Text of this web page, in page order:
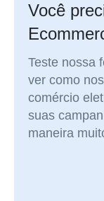
Você
Teste nossa
ver como
comércio
suas
maneira